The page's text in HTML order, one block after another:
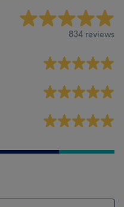
834 reviews